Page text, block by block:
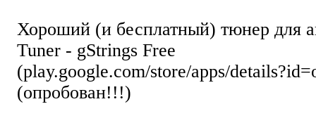
Хороший (и бесплатный) тюнер для
Tuner - gStrings Free
(play.google.com/store/apps/
(опробован!!!)